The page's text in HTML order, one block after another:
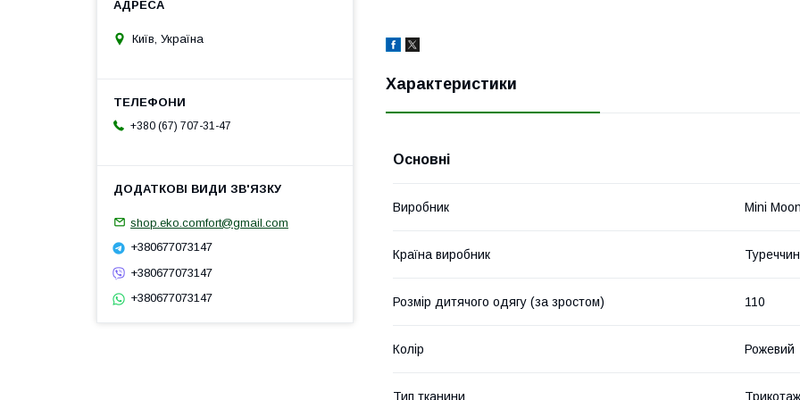
Характеристики
Основні
Виробник Mini Moon
Країна виробник
Розмір дитячого одягу (за зростом) 110
Колір Рожевий
Тип тканини Трикотаж
Київ, Україна
+380 (67) 707-31-47
shop.eko.comfort@gmail.com
+380677073147
+380677073147
+380677073147